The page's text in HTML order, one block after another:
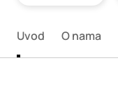
Uvod O nama